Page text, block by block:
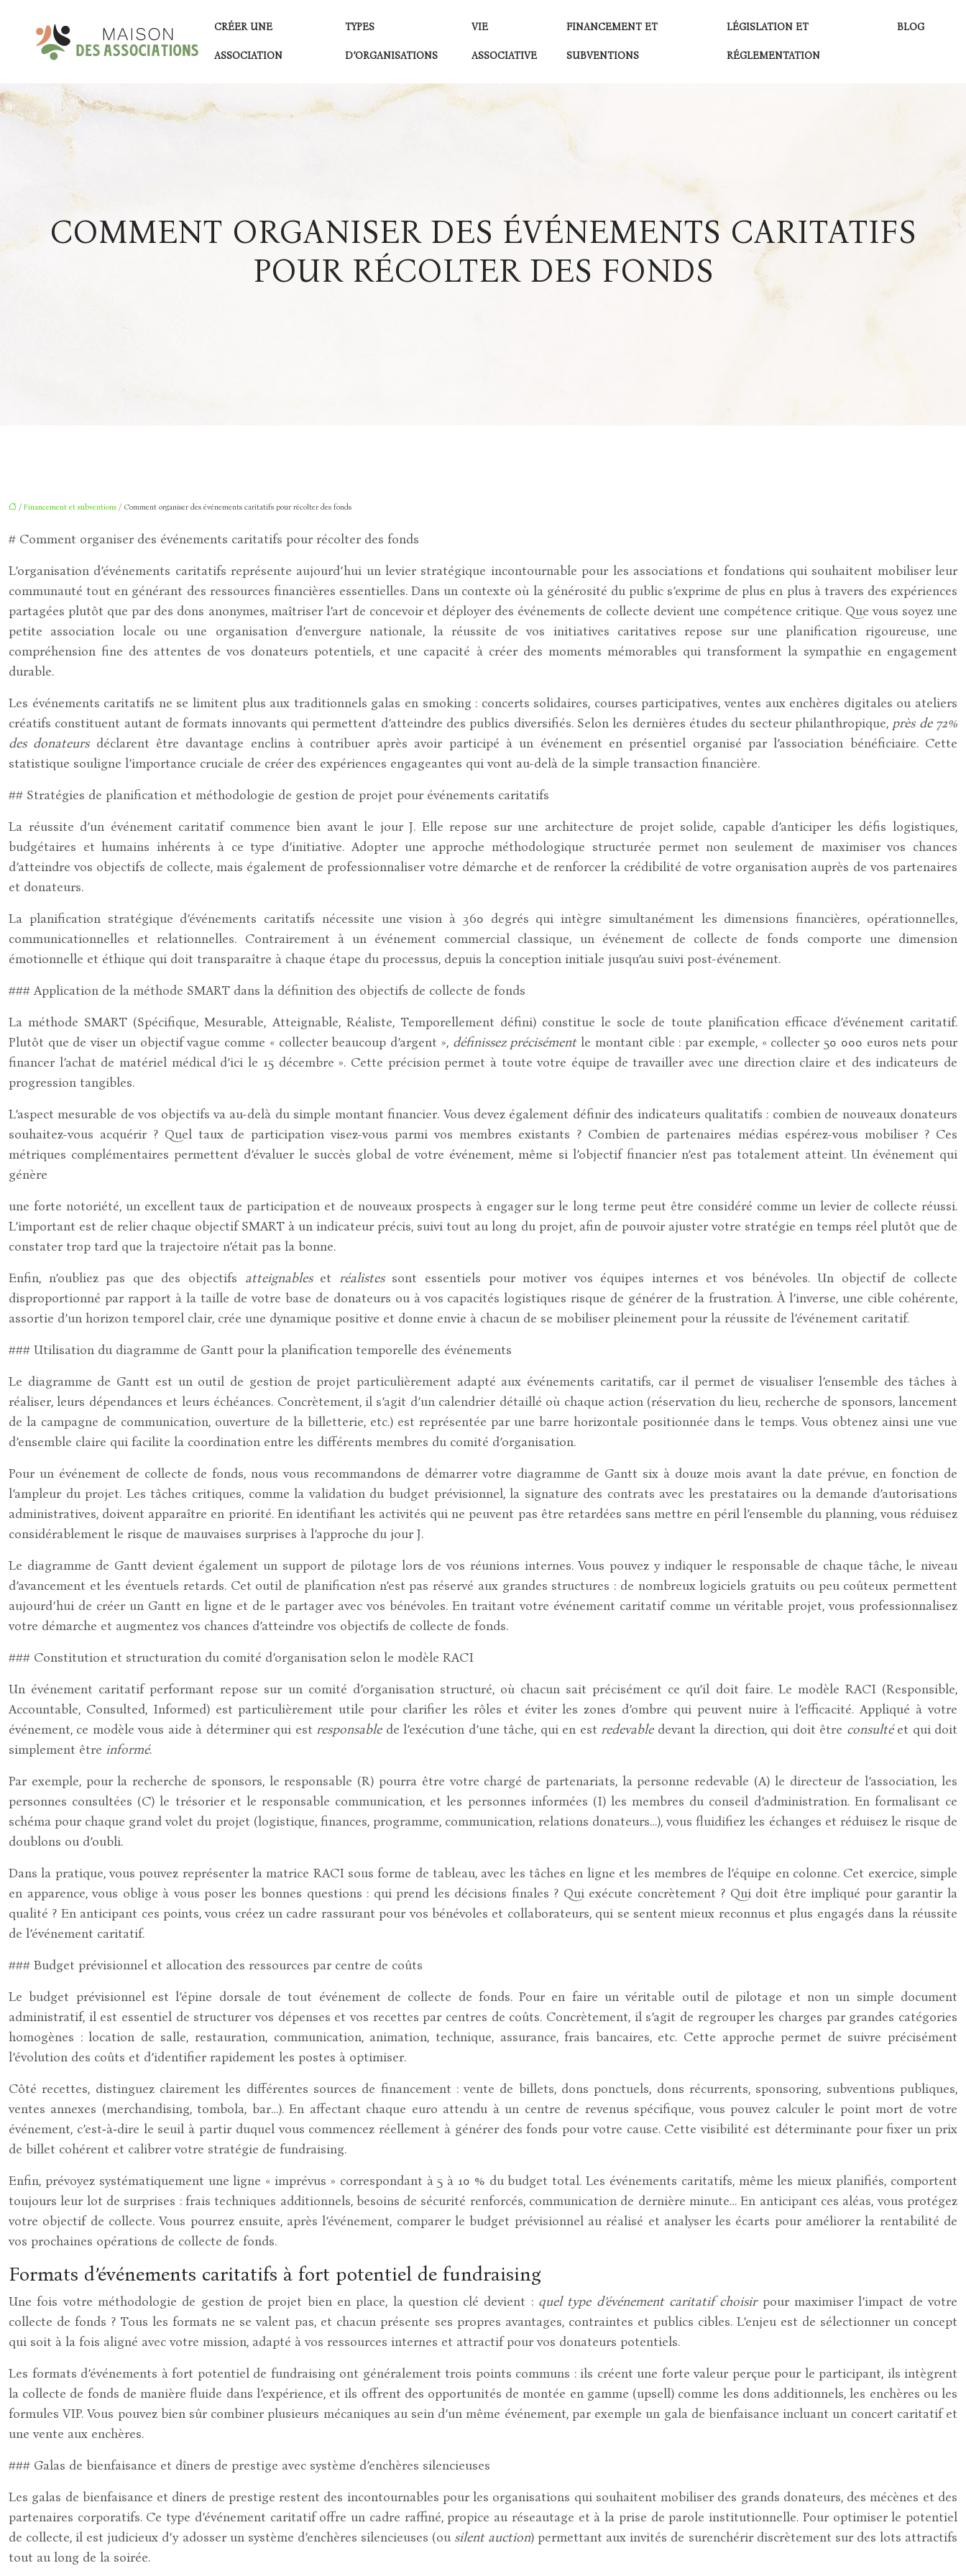
CRÉER UNE
ASSOCIATION
TYPES
D’ORGANISATIONS
VIE
ASSOCIATIVE
FINANCEMENT ET
SUBVENTIONS
LÉGISLATION ET
RÉGLEMENTATION
BLOG
COMMENT ORGANISER DES ÉVÉNEMENTS CARITATIFS
POUR RÉCOLTER DES FONDS
/ Financement et subventions / Comment organiser des événements caritatifs pour récolter des fonds
# Comment organiser des événements caritatifs pour récolter des fonds
L’organisation d’événements caritatifs représente aujourd’hui un levier stratégique incontournable pour les associations et fondations qui souhaitent mobiliser leur
communauté tout en générant des ressources financières essentielles. Dans un contexte où la générosité du public s’exprime de plus en plus à travers des expériences
partagées plutôt que par des dons anonymes, maîtriser l’art de concevoir et déployer des événements de collecte devient une compétence critique. Que vous soyez une
petite association locale ou une organisation d’envergure nationale, la réussite de vos initiatives caritatives repose sur une planification rigoureuse, une
compréhension fine des attentes de vos donateurs potentiels, et une capacité à créer des moments mémorables qui transforment la sympathie en engagement
durable.
Les événements caritatifs ne se limitent plus aux traditionnels galas en smoking : concerts solidaires, courses participatives, ventes aux enchères digitales ou ateliers
créatifs constituent autant de formats innovants qui permettent d’atteindre des publics diversifiés. Selon les dernières études du secteur philanthropique, près de 72%
des donateursdéclarent être davantage enclins à contribuer après avoir participé à un événement en présentiel organisé par l’association bénéficiaire. Cette
statistique souligne l’importance cruciale de créer des expériences engageantes qui vont au-delà de la simple transaction financière.
## Stratégies de planification et méthodologie de gestion de projet pour événements caritatifs
La réussite d’un événement caritatif commence bien avant le jour J. Elle repose sur une architecture de projet solide, capable d’anticiper les défis logistiques,
budgétaires et humains inhérents à ce type d’initiative. Adopter une approche méthodologique structurée permet non seulement de maximiser vos chances
d’atteindre vos objectifs de collecte, mais également de professionnaliser votre démarche et de renforcer la crédibilité de votre organisation auprès de vos partenaires
et donateurs.
La planification stratégique d’événements caritatifs nécessite une vision à 360 degrés qui intègre simultanément les dimensions financières, opérationnelles,
communicationnelles et relationnelles. Contrairement à un événement commercial classique, un événement de collecte de fonds comporte une dimension
émotionnelle et éthique qui doit transparaître à chaque étape du processus, depuis la conception initiale jusqu’au suivi post-événement.
### Application de la méthode SMART dans la définition des objectifs de collecte de fonds
La méthode SMART (Spécifique, Mesurable, Atteignable, Réaliste, Temporellement défini) constitue le socle de toute planification efficace d’événement caritatif.
Plutôt que de viser un objectif vague comme « collecter beaucoup d’argent », définissez précisémentle montant cible : par exemple, « collecter 50 000 euros nets pour
financer l’achat de matériel médical d’ici le 15 décembre ». Cette précision permet à toute votre équipe de travailler avec une direction claire et des indicateurs de
progression tangibles.
L’aspect mesurable de vos objectifs va au-delà du simple montant financier. Vous devez également définir des indicateurs qualitatifs : combien de nouveaux donateurs
souhaitez-vous acquérir ? Quel taux de participation visez-vous parmi vos membres existants ? Combien de partenaires médias espérez-vous mobiliser ? Ces
métriques complémentaires permettent d’évaluer le succès global de votre événement, même si l’objectif financier n’est pas totalement atteint. Un événement qui
génère
une forte notoriété, un excellent taux de participation et de nouveaux prospects à engager sur le long terme peut être considéré comme un levier de collecte réussi.
L’important est de relier chaque objectif SMART à un indicateur précis, suivi tout au long du projet, afin de pouvoir ajuster votre stratégie en temps réel plutôt que de
constater trop tard que la trajectoire n’était pas la bonne.
Enfin, n’oubliez pas que des objectifs atteignableset réalistessont essentiels pour motiver vos équipes internes et vos bénévoles. Un objectif de collecte
disproportionné par rapport à la taille de votre base de donateurs ou à vos capacités logistiques risque de générer de la frustration. À l’inverse, une cible cohérente,
assortie d’un horizon temporel clair, crée une dynamique positive et donne envie à chacun de se mobiliser pleinement pour la réussite de l’événement caritatif.
### Utilisation du diagramme de Gantt pour la planification temporelle des événements
Le diagramme de Gantt est un outil de gestion de projet particulièrement adapté aux événements caritatifs, car il permet de visualiser l’ensemble des tâches à
réaliser, leurs dépendances et leurs échéances. Concrètement, il s’agit d’un calendrier détaillé où chaque action (réservation du lieu, recherche de sponsors, lancement
de la campagne de communication, ouverture de la billetterie, etc.) est représentée par une barre horizontale positionnée dans le temps. Vous obtenez ainsi une vue
d’ensemble claire qui facilite la coordination entre les différents membres du comité d’organisation.
Pour un événement de collecte de fonds, nous vous recommandons de démarrer votre diagramme de Gantt six à douze mois avant la date prévue, en fonction de
l’ampleur du projet. Les tâches critiques, comme la validation du budget prévisionnel, la signature des contrats avec les prestataires ou la demande d’autorisations
administratives, doivent apparaître en priorité. En identifiant les activités qui ne peuvent pas être retardées sans mettre en péril l’ensemble du planning, vous réduisez
considérablement le risque de mauvaises surprises à l’approche du jour J.
Le diagramme de Gantt devient également un support de pilotage lors de vos réunions internes. Vous pouvez y indiquer le responsable de chaque tâche, le niveau
d’avancement et les éventuels retards. Cet outil de planification n’est pas réservé aux grandes structures : de nombreux logiciels gratuits ou peu coûteux permettent
aujourd’hui de créer un Gantt en ligne et de le partager avec vos bénévoles. En traitant votre événement caritatif comme un véritable projet, vous professionnalisez
votre démarche et augmentez vos chances d’atteindre vos objectifs de collecte de fonds.
### Constitution et structuration du comité d’organisation selon le modèle RACI
Un événement caritatif performant repose sur un comité d’organisation structuré, où chacun sait précisément ce qu’il doit faire. Le modèle RACI (Responsible,
Accountable, Consulted, Informed) est particulièrement utile pour clarifier les rôles et éviter les zones d’ombre qui peuvent nuire à l’efficacité. Appliqué à votre
événement, ce modèle vous aide à déterminer qui est responsablede l’exécution d’une tâche, qui en est redevabledevant la direction, qui doit être consultéet qui doit
simplement être informé.
Par exemple, pour la recherche de sponsors, le responsable (R) pourra être votre chargé de partenariats, la personne redevable (A) le directeur de l’association, les
personnes consultées (C) le trésorier et le responsable communication, et les personnes informées (I) les membres du conseil d’administration. En formalisant ce
schéma pour chaque grand volet du projet (logistique, finances, programme, communication, relations donateurs…), vous fluidifiez les échanges et réduisez le risque de
doublons ou d’oubli.
Dans la pratique, vous pouvez représenter la matrice RACI sous forme de tableau, avec les tâches en ligne et les membres de l’équipe en colonne. Cet exercice, simple
en apparence, vous oblige à vous poser les bonnes questions : qui prend les décisions finales ? Qui exécute concrètement ? Qui doit être impliqué pour garantir la
qualité ? En anticipant ces points, vous créez un cadre rassurant pour vos bénévoles et collaborateurs, qui se sentent mieux reconnus et plus engagés dans la réussite
de l’événement caritatif.
### Budget prévisionnel et allocation des ressources par centre de coûts
Le budget prévisionnel est l’épine dorsale de tout événement de collecte de fonds. Pour en faire un véritable outil de pilotage et non un simple document
administratif, il est essentiel de structurer vos dépenses et vos recettes par centres de coûts. Concrètement, il s’agit de regrouper les charges par grandes catégories
homogènes : location de salle, restauration, communication, animation, technique, assurance, frais bancaires, etc. Cette approche permet de suivre précisément
l’évolution des coûts et d’identifier rapidement les postes à optimiser.
Côté recettes, distinguez clairement les différentes sources de financement : vente de billets, dons ponctuels, dons récurrents, sponsoring, subventions publiques,
ventes annexes (merchandising, tombola, bar…). En affectant chaque euro attendu à un centre de revenus spécifique, vous pouvez calculer le point mort de votre
événement, c’est‑à‑dire le seuil à partir duquel vous commencez réellement à générer des fonds pour votre cause. Cette visibilité est déterminante pour fixer un prix
de billet cohérent et calibrer votre stratégie de fundraising.
Enfin, prévoyez systématiquement une ligne « imprévus » correspondant à 5 à 10 % du budget total. Les événements caritatifs, même les mieux planifiés, comportent
toujours leur lot de surprises : frais techniques additionnels, besoins de sécurité renforcés, communication de dernière minute… En anticipant ces aléas, vous protégez
votre objectif de collecte. Vous pourrez ensuite, après l’événement, comparer le budget prévisionnel au réalisé et analyser les écarts pour améliorer la rentabilité de
vos prochaines opérations de collecte de fonds.
Formats d’événements caritatifs à fort potentiel de fundraising
Une fois votre méthodologie de gestion de projet bien en place, la question clé devient : quel type d’événement caritatif choisirpour maximiser l’impact de votre
collecte de fonds ? Tous les formats ne se valent pas, et chacun présente ses propres avantages, contraintes et publics cibles. L’enjeu est de sélectionner un concept
qui soit à la fois aligné avec votre mission, adapté à vos ressources internes et attractif pour vos donateurs potentiels.
Les formats d’événements à fort potentiel de fundraising ont généralement trois points communs : ils créent une forte valeur perçue pour le participant, ils intègrent
la collecte de fonds de manière fluide dans l’expérience, et ils offrent des opportunités de montée en gamme (upsell) comme les dons additionnels, les enchères ou les
formules VIP. Vous pouvez bien sûr combiner plusieurs mécaniques au sein d’un même événement, par exemple un gala de bienfaisance incluant un concert caritatif et
une vente aux enchères.
### Galas de bienfaisance et dîners de prestige avec système d’enchères silencieuses
Les galas de bienfaisance et dîners de prestige restent des incontournables pour les organisations qui souhaitent mobiliser des grands donateurs, des mécènes et des
partenaires corporatifs. Ce type d’événement caritatif offre un cadre raffiné, propice au réseautage et à la prise de parole institutionnelle. Pour optimiser le potentiel
de collecte, il est judicieux d’y adosser un système d’enchères silencieuses (ou silent auction) permettant aux invités de surenchérir discrètement sur des lots attractifs
tout au long de la soirée.